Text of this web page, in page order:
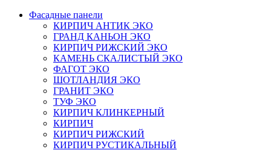
Фасадные панели
КИРПИЧ АНТИК ЭКО
ГРАНД КАНЬОН ЭКО
КИРПИЧ РИЖСКИЙ ЭКО
КАМЕНЬ СКАЛИСТЫЙ ЭКО
ФАГОТ ЭКО
ШОТЛАНДИЯ ЭКО
ГРАНИТ ЭКО
ТУФ ЭКО
КИРПИЧ КЛИНКЕРНЫЙ
КИРПИЧ
КИРПИЧ РИЖСКИЙ
КИРПИЧ РУСТИКАЛЬНЫЙ